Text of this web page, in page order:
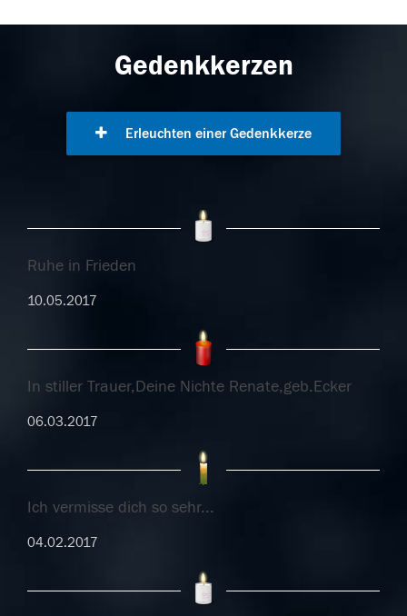
Gedenkkerzen
Erleuchten einer Gedenkkerze
Ruhe in Frieden
10.05.2017
In stiller Trauer,Deine Nichte Renate,geb.Ecker
06.03.2017
Ich vermisse dich so sehr...
04.02.2017